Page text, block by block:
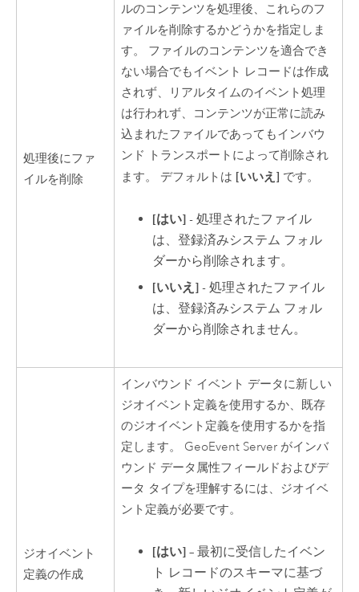
処理後にファ
イルを削除
ルのコンテンツを処理後、これらのフ
ァイルを削除するかどうかを指定しま
す。 ファイルのコンテンツを適合でき
ない場合でもイベント レコードは作成
されず、リアルタイムのイベント処理
は行われず、コンテンツが正常に読み
込まれたファイルであってもインバウ
ンド トランスポートによって削除され
ます。 デフォルトは [いいえ] です。
[はい] - 処理されたファイル
は、登録済みシステム フォル
ダーから削除されます。
[いいえ] - 処理されたファイル
は、登録済みシステム フォル
ダーから削除されません。
ジオイベント
定義の作成
インバウンド イベント データに新しい
ジオイベント定義を使用するか、既存
のジオイベント定義を使用するかを指
定します。 GeoEvent Server がインバ
ウンド データ属性フィールドおよびデ
ータ タイプを理解するには、ジオイベ
ント定義が必要です。
[はい] – 最初に受信したイベン
ト レコードのスキーマに基づ